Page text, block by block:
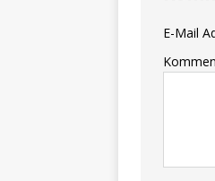
E-Mail